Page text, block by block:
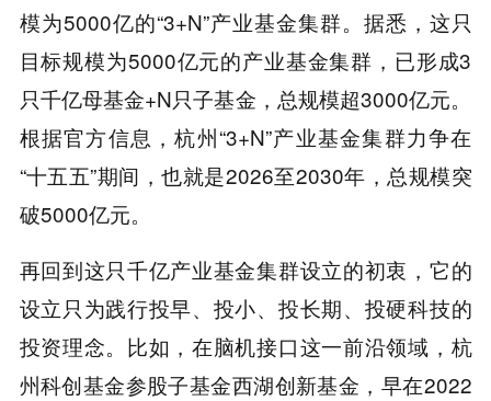
模为5000亿的“3+N”产业基金集群。据悉，这只
目标规模为5000亿元的产业基金集群，已形成3
只千亿母基金+N只子基金，总规模超3000亿元。
根据官方信息，杭州“3+N”产业基金集群力争在
“十五五”期间，也就是2026至2030年，总规模突
破5000亿元。
再回到这只千亿产业基金集群设立的初衷，它的
设立只为践行投早、投小、投长期、投硬科技的
投资理念。比如，在脑机接口这一前沿领域，杭
州科创基金参股子基金西湖创新基金，早在2022